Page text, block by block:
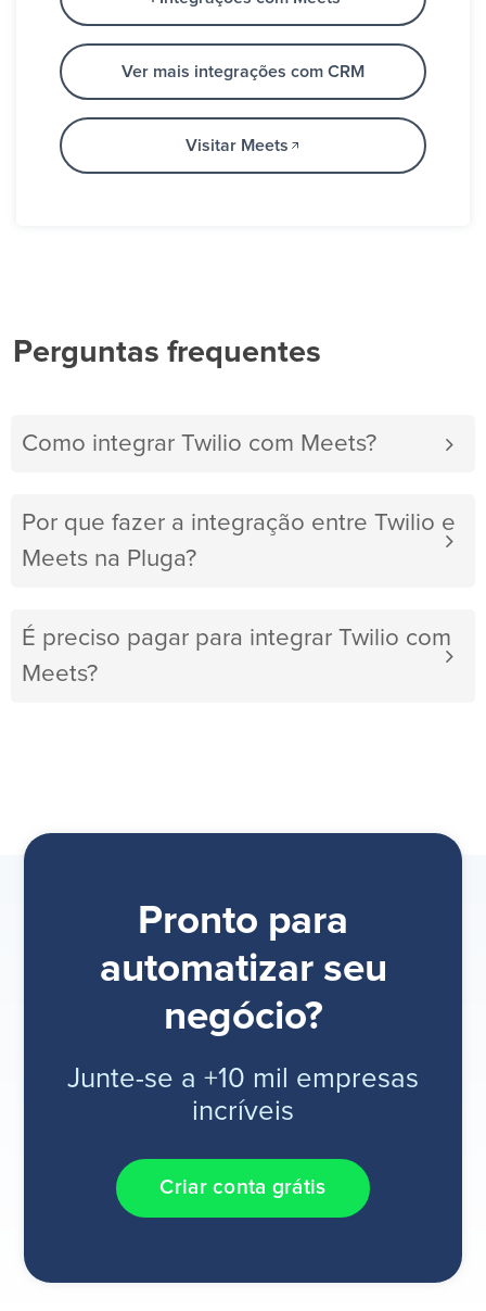
Ver mais integrações com CRM
Visitar Meets
Perguntas frequentes
Como integrar Twilio com Meets?
Por que fazer a integração entre Twilio e
Meets na Pluga?
É preciso pagar para integrar Twilio com
Meets?
Pronto para
automatizar seu
negócio?
Junte-se a +10 mil empresas
incríveis
Criar conta grátis